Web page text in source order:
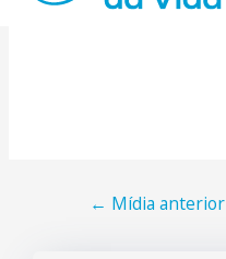
← Mídia anterior